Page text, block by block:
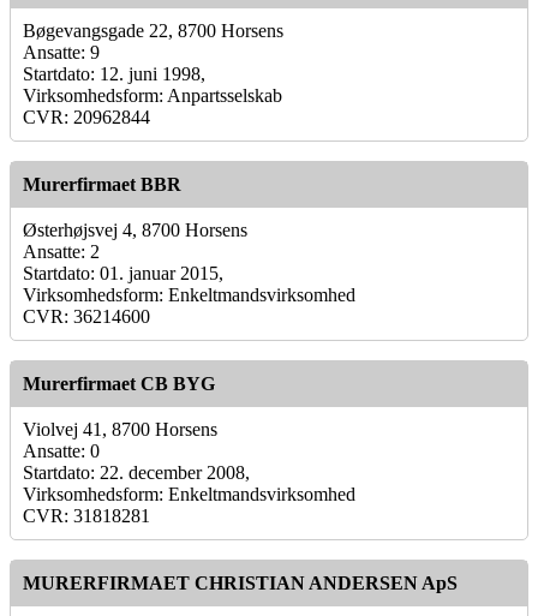
Bøgevangsgade 22, 8700 Horsens
Ansatte: 9
Startdato: 12. juni 1998,
Virksomhedsform: Anpartsselskab
CVR: 20962844
Murerfirmaet BBR
Østerhøjsvej 4, 8700 Horsens
Ansatte: 2
Startdato: 01. januar 2015,
Virksomhedsform: Enkeltmandsvirksomhed
CVR: 36214600
Murerfirmaet CB BYG
Violvej 41, 8700 Horsens
Ansatte: 0
Startdato: 22. december 2008,
Virksomhedsform: Enkeltmandsvirksomhed
CVR: 31818281
MURERFIRMAET CHRISTIAN ANDERSEN ApS